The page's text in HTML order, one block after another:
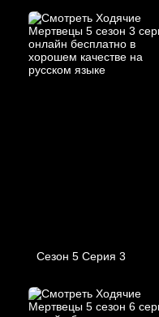
Сезон 5 Серия 3